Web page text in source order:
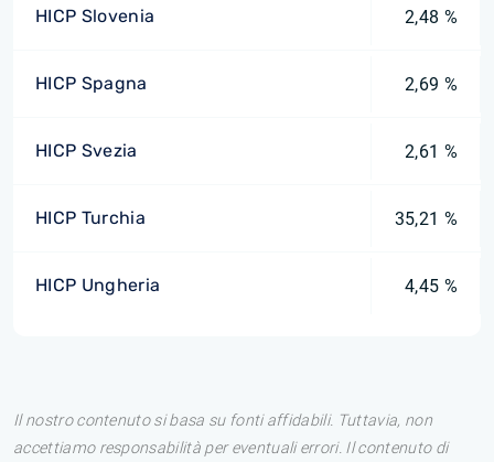
HICP Slovenia 2,48 %
HICP Spagna 2,69 %
HICP Svezia 2,61 %
HICP Turchia 35,21 %
HICP Ungheria 4,45 %
Il nostro contenuto si basa su fonti affidabili. Tuttavia, non
accettiamo responsabilità per eventuali errori. Il contenuto di